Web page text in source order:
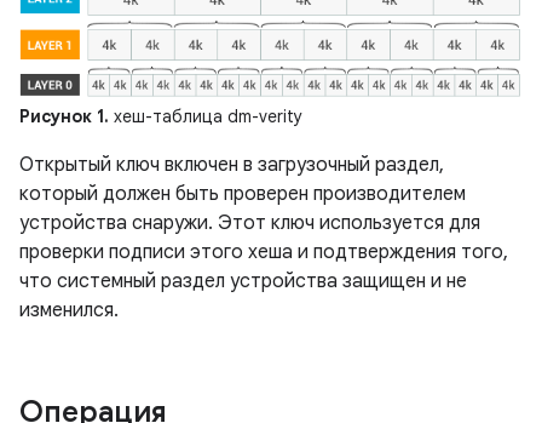
Рисунок 1. хеш-таблица dm-verity
Открытый ключ включен в загрузочный раздел,
который должен быть проверен производителем
устройства снаружи. Этот ключ используется для
проверки подписи этого хеша и подтверждения того,
что системный раздел устройства защищен и не
изменился.
Операция